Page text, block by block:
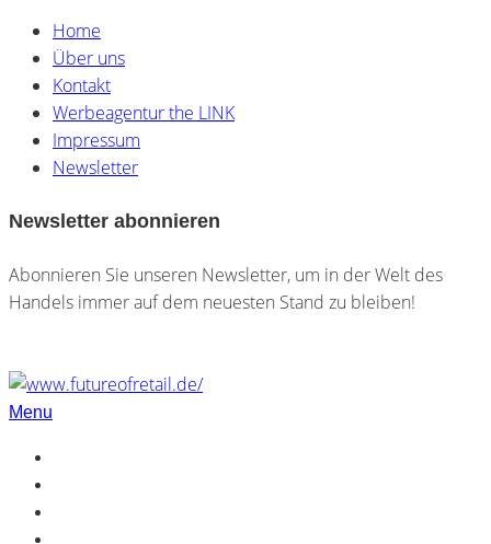
Home
Über uns
Kontakt
Werbeagentur the LINK
Impressum
Newsletter
Newsletter abonnieren
Abonnieren Sie unseren Newsletter, um in der Welt des
Handels immer auf dem neuesten Stand zu bleiben!
Menu